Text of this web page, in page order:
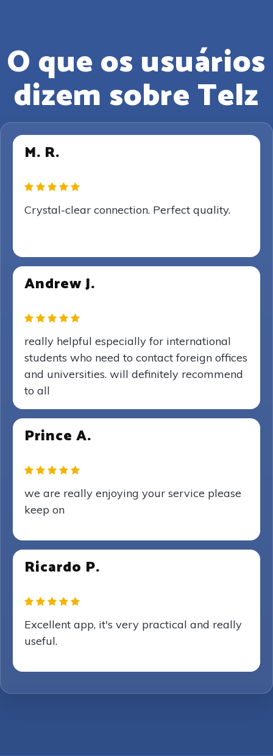
O que os usuários
dizem sobre Telz
M. R.
Crystal-clear connection. Perfect quality.
Andrew J.
really helpful especially for international
students who need to contact foreign offices
and universities. will definitely recommend
to all
Prince A.
we are really enjoying your service please
keep on
Ricardo P.
Excellent app, it's very practical and really
useful.